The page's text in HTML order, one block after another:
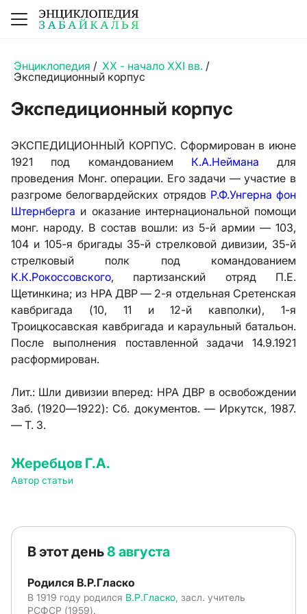
Энциклопедия / XX - начало XXI вв. /
Экспедиционный корпус
Экспедиционный корпус
ЭКСПЕДИЦИОННЫЙ КОРПУС. Сформирован в июне
1921 под командованием К.А.Неймана для
проведения Монг. операции. Его задачи — участие в
разгроме белогвардейских отрядов Р.Ф.Унгерна фон
Штернберга и оказание интернациональной помощи
монг. народу. В состав вошли: из 5-й армии — 103,
104 и 105-я бригады 35-й стрелковой дивизии, 35-й
стрелковый полк под командованием
К.К.Рокоссовского, партизанский отряд П.Е.
Щетинкина; из НРА ДВР — 2-я отдельная Сретенская
кавбригада (10, 11 и 12-й кавполки), 1-я
Троицкосавская кавбригада и караульный батальон.
После выполнения поставленной задачи 14.9.1921
расформирован.
Лит.: Шли дивизии вперед: НРА ДВР в освобождении
Заб. (1920—1922): Сб. документов. — Иркутск, 1987.
— Т. 3.
Жеребцов Г.А.
Автор статьи
В этот день8 августа
Родился В.Р.Гласко
В 1919 году родился В.Р.Гласко , засл. учитель
РСФСР (1959).